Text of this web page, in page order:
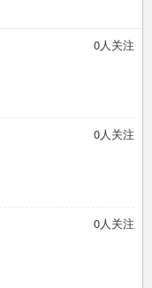
0人关注
0人关注
0人关注